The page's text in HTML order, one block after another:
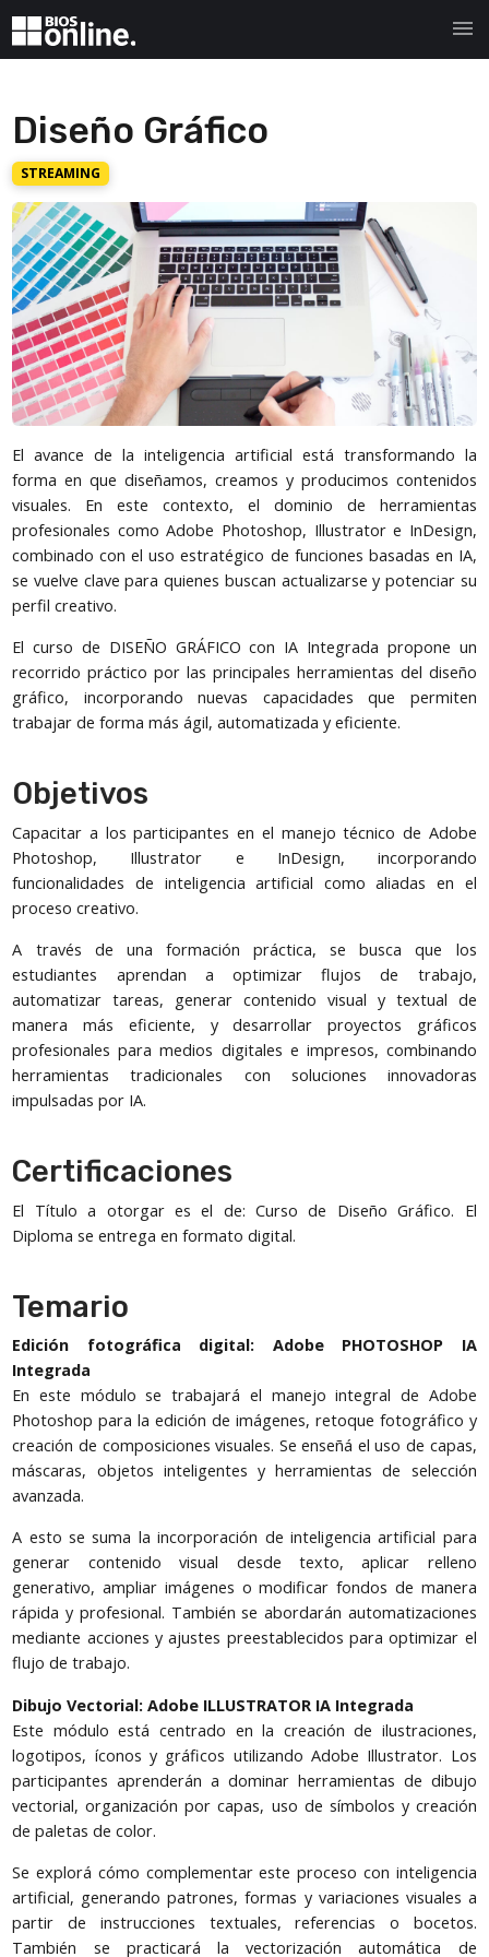
menu
Diseño Gráfico
STREAMING
El avance de la inteligencia artificial está transformando la
forma en que diseñamos, creamos y producimos contenidos
visuales. En este contexto, el dominio de herramientas
profesionales como Adobe Photoshop, Illustrator e InDesign,
combinado con el uso estratégico de funciones basadas en IA,
se vuelve clave para quienes buscan actualizarse y potenciar su
perfil creativo.
El curso de DISEÑO GRÁFICO con IA Integrada propone un
recorrido práctico por las principales herramientas del diseño
gráfico, incorporando nuevas capacidades que permiten
trabajar de forma más ágil, automatizada y eficiente.
Objetivos
Capacitar a los participantes en el manejo técnico de Adobe
Photoshop, Illustrator e InDesign, incorporando
funcionalidades de inteligencia artificial como aliadas en el
proceso creativo.
A través de una formación práctica, se busca que los
estudiantes aprendan a optimizar flujos de trabajo,
automatizar tareas, generar contenido visual y textual de
manera más eficiente, y desarrollar proyectos gráficos
profesionales para medios digitales e impresos, combinando
herramientas tradicionales con soluciones innovadoras
impulsadas por IA.
Certificaciones
El Título a otorgar es el de: Curso de Diseño Gráfico. El
Diploma se entrega en formato digital.
Temario
Edición fotográfica digital: Adobe PHOTOSHOP IA
Integrada
En este módulo se trabajará el manejo integral de Adobe
Photoshop para la edición de imágenes, retoque fotográfico y
creación de composiciones visuales. Se enseñá el uso de capas,
máscaras, objetos inteligentes y herramientas de selección
avanzada.
A esto se suma la incorporación de inteligencia artificial para
generar contenido visual desde texto, aplicar relleno
generativo, ampliar imágenes o modificar fondos de manera
rápida y profesional. También se abordarán automatizaciones
mediante acciones y ajustes preestablecidos para optimizar el
flujo de trabajo.
Dibujo Vectorial: Adobe ILLUSTRATOR IA Integrada
Este módulo está centrado en la creación de ilustraciones,
logotipos, íconos y gráficos utilizando Adobe Illustrator. Los
participantes aprenderán a dominar herramientas de dibujo
vectorial, organización por capas, uso de símbolos y creación
de paletas de color.
Se explorá cómo complementar este proceso con inteligencia
artificial, generando patrones, formas y variaciones visuales a
partir de instrucciones textuales, referencias o bocetos.
También se practicará la vectorización automática de